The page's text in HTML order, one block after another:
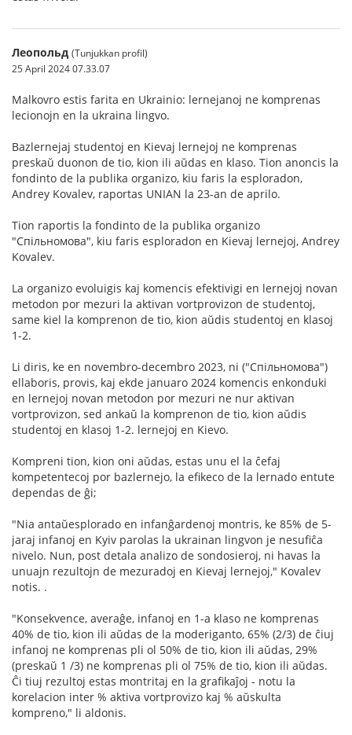
Леопольд (Tunjukkan profil)
25 April 2024 07.33.07
Malkovro estis farita en Ukrainio: lernejanoj ne komprenas
lecionojn en la ukraina lingvo.
Bazlernejaj studentoj en Kievaj lernejoj ne komprenas
preskaŭ duonon de tio, kion ili aŭdas en klaso. Tion anoncis la
fondinto de la publika organizo, kiu faris la esploradon,
Andrey Kovalev, raportas UNIAN la 23-an de aprilo.
Tion raportis la fondinto de la publika organizo
"Спільномова", kiu faris esploradon en Kievaj lernejoj, Andrey
Kovalev.
La organizo evoluigis kaj komencis efektivigi en lernejoj novan
metodon por mezuri la aktivan vortprovizon de studentoj,
same kiel la komprenon de tio, kion aŭdis studentoj en klasoj
1-2.
Li diris, ke en novembro-decembro 2023, ni ("Спільномова")
ellaboris, provis, kaj ekde januaro 2024 komencis enkonduki
en lernejoj novan metodon por mezuri ne nur aktivan
vortprovizon, sed ankaŭ la komprenon de tio, kion aŭdis
studentoj en klasoj 1-2. lernejoj en Kievo.
Kompreni tion, kion oni aŭdas, estas unu el la ĉefaj
kompetentecoj por bazlernejo, la efikeco de la lernado entute
dependas de ĝi;
"Nia antaŭesplorado en infanĝardenoj montris, ke 85% de 5-
jaraj infanoj en Kyiv parolas la ukrainan lingvon je nesufiĉa
nivelo. Nun, post detala analizo de sondosieroj, ni havas la
unuajn rezultojn de mezuradoj en Kievaj lernejoj," Kovalev
notis. .
"Konsekvence, averaĝe, infanoj en 1-a klaso ne komprenas
40% de tio, kion ili aŭdas de la moderiganto, 65% (2/3) de ĉiuj
infanoj ne komprenas pli ol 50% de tio, kion ili aŭdas, 29%
(preskaŭ 1 /3) ne komprenas pli ol 75% de tio, kion ili aŭdas.
Ĉi tiuj rezultoj estas montritaj en la grafikaĵoj - notu la
korelacion inter % aktiva vortprovizo kaj % aŭskulta
kompreno," li aldonis.